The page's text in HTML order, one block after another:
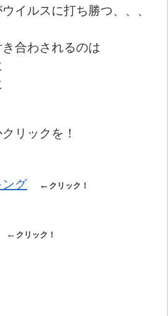
イルスに打ち勝つ、、、
合わされるのは
リックを！
ング ← クリック！
← クリック！